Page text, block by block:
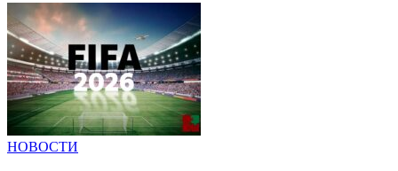
НОВОСТИ